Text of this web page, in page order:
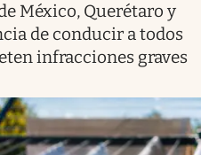
México, Querétaro y
de conducir a todos
infracciones graves